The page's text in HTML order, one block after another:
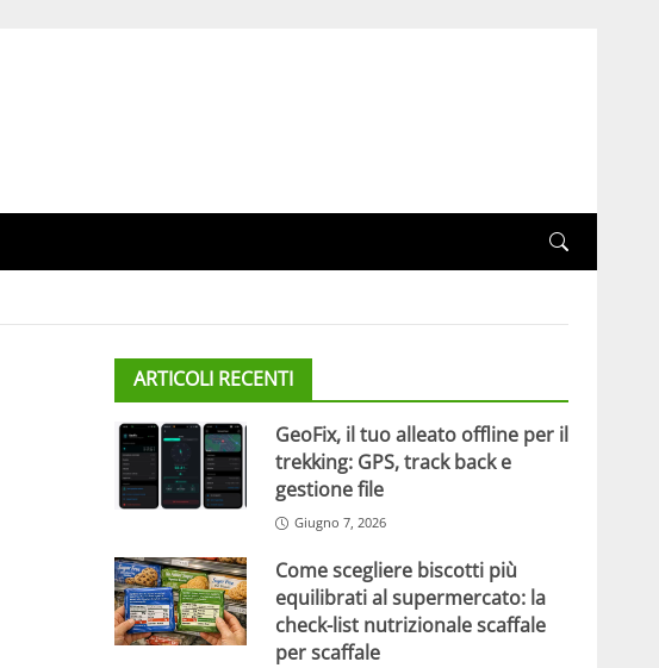
ARTICOLI RECENTI
GeoFix, il tuo alleato offline per il
trekking: GPS, track back e
gestione file
Giugno 7, 2026
Come scegliere biscotti più
equilibrati al supermercato: la
check-list nutrizionale scaffale
per scaffale